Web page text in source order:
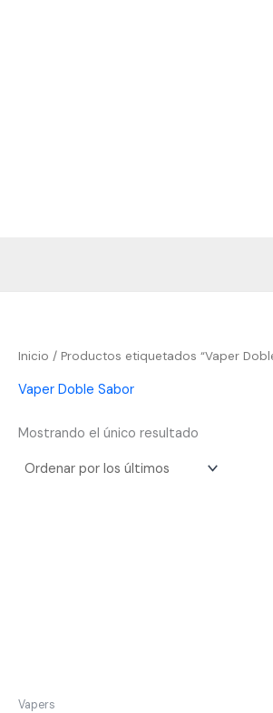
Inicio / Productos etiquetados “Vaper
Vaper Doble Sabor
Mostrando el único resultado
Vapers